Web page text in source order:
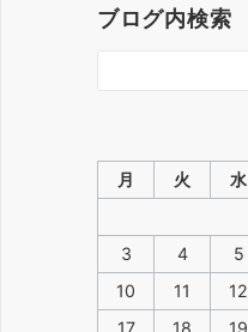
ブログ内検索
月 火 水
3
4 5
10
11 12
17
18 19